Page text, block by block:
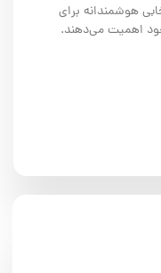
هوشمندانه برای
اهمیت می‌دهند.